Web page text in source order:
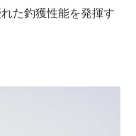
た釣獲性能を発揮す